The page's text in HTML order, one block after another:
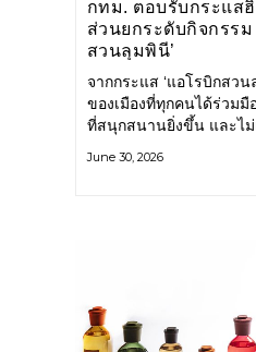
กทม. ตอบรับกระแส
ส่วนยกระดับกิจกรรม
สวนลุมพินี’
จากกระแส ‘แอโรบิกสว
ของเมืองที่ทุกคนได้ร่วมมื
ที่สนุกสนานยิ่งขึ้น และไม่
กระจายไปยังหลายพื้นที่ข
June 30, 2026